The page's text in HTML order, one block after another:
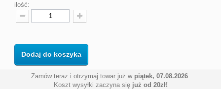
ilość:
Dodaj do koszyka
Zamów teraz i otrzymaj towar już w piątek, 07.08.2026
Koszt wysyłki zaczyna się już od 20zł!